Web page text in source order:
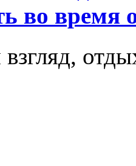
во время